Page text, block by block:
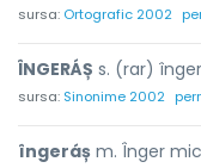
sursa: Ortografic 2002
ÎNGERÁȘ s. (rar)
sursa: Sinonime 2002
îngeráș m. Înger